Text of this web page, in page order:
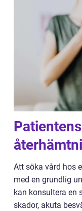
Patientens
Att söka vård hos
med en grundlig
kan konsultera en
skador, akuta